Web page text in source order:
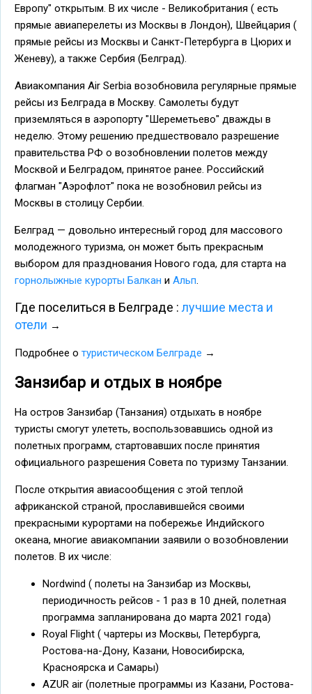
Европу" открытым. В их числе - Великобритания ( есть
прямые авиаперелеты из Москвы в Лондон), Швейцария (
прямые рейсы из Москвы и Санкт-Петербурга в Цюрих и
Женеву), а также Сербия (Белград).
Авиакомпания Air Serbia возобновила регулярные прямые
рейсы из Белграда в Москву. Самолеты будут
приземляться в аэропорту "Шереметьево" дважды в
неделю. Этому решению предшествовало разрешение
правительства РФ о возобновлении полетов между
Москвой и Белградом, принятое ранее. Российский
флагман "Аэрофлот" пока не возобновил рейсы из
Москвы в столицу Сербии.
Белград — довольно интересный город для массового
молодежного туризма, он может быть прекрасным
выбором для празднования Нового года, для старта на
горнолыжные курорты Балкан и Альп.
Где поселиться в Белграде : лучшие места и
отели →
Подробнее о туристическом Белграде →
Занзибар и отдых в ноябре
На остров Занзибар (Танзания) отдыхать в ноябре
туристы смогут улететь, воспользовавшись одной из
полетных программ, стартовавших после принятия
официального разрешения Совета по туризму Танзании.
После открытия авиасообщения с этой теплой
африканской страной, прославившейся своими
прекрасными курортами на побережье Индийского
океана, многие авиакомпании заявили о возобновлении
полетов. В их числе:
Nordwind ( полеты на Занзибар из Москвы,
периодичность рейсов - 1 раз в 10 дней, полетная
программа запланирована до марта 2021 года)
Royal Flight ( чартеры из Москвы, Петербурга,
Ростова-на-Дону, Казани, Новосибирска,
Красноярска и Самары)
AZUR air (полетные программы из Казани, Ростова-